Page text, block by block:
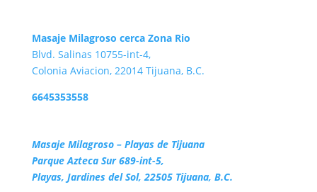
Masaje Milagroso cerca Zona Rio
Blvd. Salinas 10755-int-4,
Colonia Aviacion, 22014 Tijuana, B.C.
6645353558
Masaje Milagroso – Playas de Tijuana
Parque Azteca Sur 689-int-5,
Playas, Jardines del Sol, 22505 Tijuana, B.C.